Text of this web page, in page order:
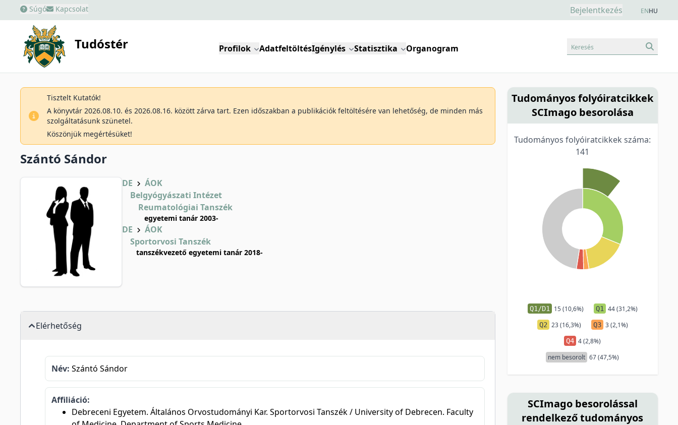
Súgó Kapcsolat Bejelentkezés ENHU
Tudóstér Profilok AdatfeltöltésIgénylés Statisztika Organogram Keresés
Tisztelt Kutatók!
A könyvtár 2026.08.10. és 2026.08.16. között zárva tart. Ezen időszakban a publikációk feltöltésére van lehetőség, de minden más
szolgáltatásunk szünetel.
Köszönjük megértésüket!
Szántó Sándor
DE
ÁOK
Belgyógyászati Intézet
Reumatológiai Tanszék
egyetemi tanár 2003-
DE
ÁOK
Sportorvosi Tanszék
tanszékvezető egyetemi tanár 2018-
Elérhetőség
Név: Szántó Sándor
Affiliáció:
Debreceni Egyetem. Általános Orvostudományi Kar. Sportorvosi Tanszék / University of Debrecen. Faculty
Tudományos folyóiratcikkek
SCImago besorolása
Tudományos folyóiratcikkek száma:
141
Q1/D1 15 (10,6%) Q1 44 (31,2%)
Q2 23 (16,3%) Q3 3 (2,1%)
Q4 4 (2,8%)
nem besorolt 67 (47,5%)
SCImago besorolással
rendelkező tudományos